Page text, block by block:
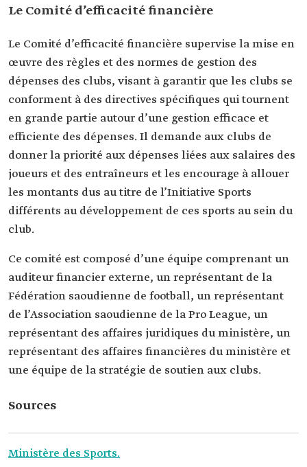
Le Comité d’efficacité financière
Le Comité d’efficacité financière supervise la mise en
œuvre des règles et des normes de gestion des
dépenses des clubs, visant à garantir que les clubs se
conforment à des directives spécifiques qui tournent
en grande partie autour d’une gestion efficace et
efficiente des dépenses. Il demande aux clubs de
donner la priorité aux dépenses liées aux salaires des
joueurs et des entraîneurs et les encourage à allouer
les montants dus au titre de l’Initiative Sports
différents au développement de ces sports au sein du
club.
Ce comité est composé d’une équipe comprenant un
auditeur financier externe, un représentant de la
Fédération saoudienne de football, un représentant
de l’Association saoudienne de la Pro League, un
représentant des affaires juridiques du ministère, un
représentant des affaires financières du ministère et
une équipe de la stratégie de soutien aux clubs.
Sources
Ministère des Sports.